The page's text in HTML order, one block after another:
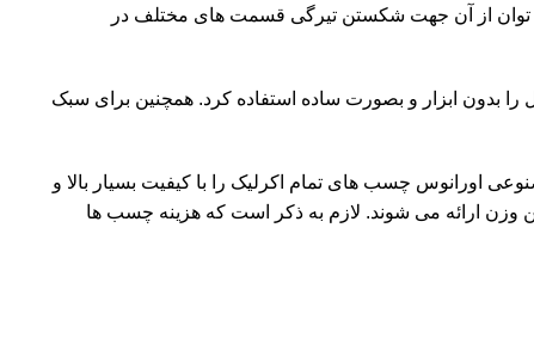
از آن جهت شکستن تیرگی قسمت های مختلف در
بدون ابزار و بصورت ساده استفاده کرد. همچنین برای سبک
چسب های تمام اکرلیک را با کیفیت بسیار بالا و
75 گرم به همراه یک تیوب هاردنر متناسب با همین وزن ارائه می شوند. لازم به ذکر است که هزینه چسب ها